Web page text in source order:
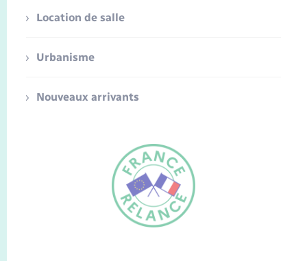
FR
Location de salle
Urbanisme
Nouveaux arrivants